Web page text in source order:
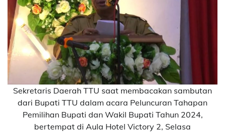
Sekretaris Daerah TTU saat membacakan sambutan
dari Bupati TTU dalam acara Peluncuran Tahapan
Pemilihan Bupati dan Wakil Bupati Tahun 2024,
bertempat di Aula Hotel Victory 2, Selasa